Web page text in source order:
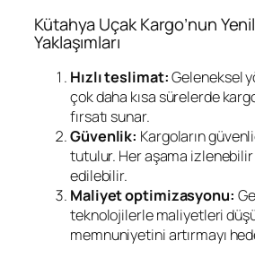
Kütahya Uçak Kargo’nun
Yaklaşımları
Hızlı teslimat:Geleneksel
çok daha kısa sürelerde
fırsatı sunar.
Güvenlik: Kargoların
tutulur. Her aşama
edilebilir.
Maliyet optimizasyonu:
teknolojilerle maliyetleri
memnuniyetini artırmayı